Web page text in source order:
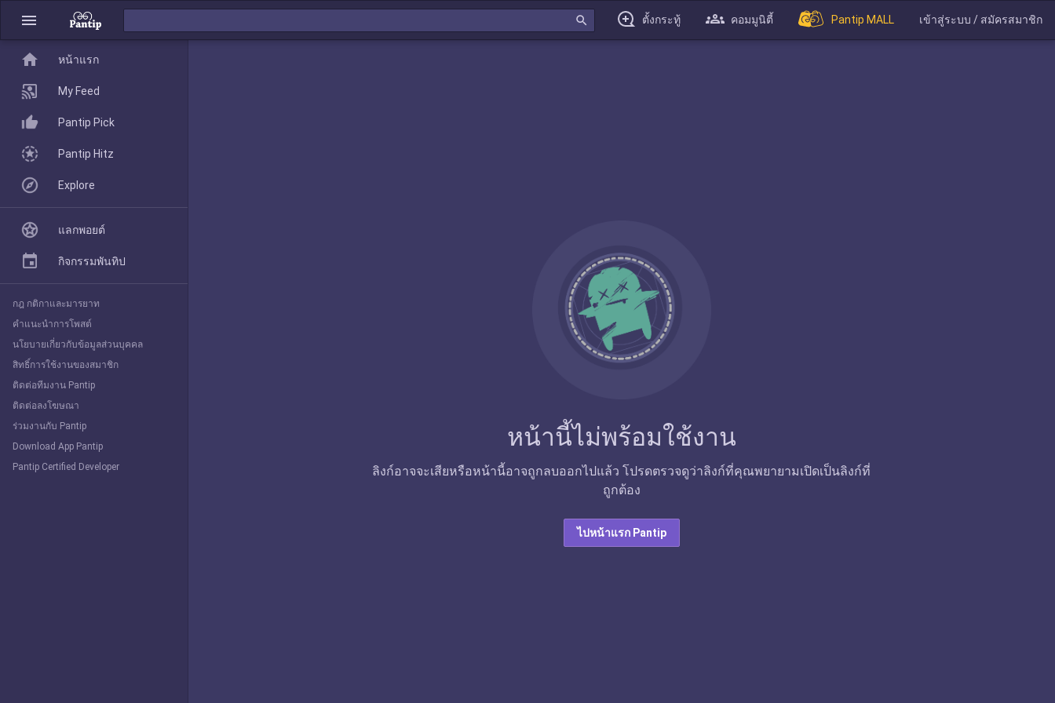
menu search ตั้งกระทู้ คอมมูนิตี้ Pantip MALL เข้าสู่ระบบ / สมัครสมาชิก
หน้านี้ไม่พร้อมใช้งาน
ลิงก์อาจจะเสียหรือหน้านี้อาจถูกลบออกไปแล้ว โปรดตรวจดูว่าลิงก์ที่คุณพยายามเปิดเป็นลิงก์ที่
ถูกต้อง
ไปหน้าแรก Pantip
home
Pantip Pick
Explore
home หน้าแรก
My Feed
Pantip Pick
Pantip Hitz
Explore
แลกพอยต์
กิจกรรมพันทิป
กฎ กติกาและมารยาท
คำแนะนำการโพสต์
นโยบายเกี่ยวกับข้อมูลส่วนบุคคล
สิทธิ์การใช้งานของสมาชิก
ติดต่อทีมงาน Pantip
ติดต่อลงโฆษณา
ร่วมงานกับ Pantip
Download App Pantip
Pantip Certified Developer